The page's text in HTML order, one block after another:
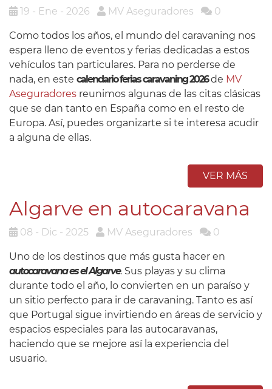
19 - Ene - 2026 MV Aseguradores 0
Como todos los años, el mundo del caravaning nos
espera lleno de eventos y ferias dedicadas a estos
vehículos tan particulares. Para no perderse de
nada, en este calendario ferias caravaning 2026de MV
Aseguradores reunimos algunas de las citas clásicas
que se dan tanto en España como en el resto de
Europa. Así, puedes organizarte si te interesa acudir
a alguna de ellas.
VER MÁS
Algarve en autocaravana
08 - Dic - 2025 MV Aseguradores 0
Uno de los destinos que más gusta hacer en
autocaravana es el Algarve. Sus playas y su clima
durante todo el año, lo convierten en un paraíso y
un sitio perfecto para ir de caravaning. Tanto es así
que Portugal sigue invirtiendo en áreas de servicio y
espacios especiales para las autocaravanas,
haciendo que se mejore así la experiencia del
usuario.